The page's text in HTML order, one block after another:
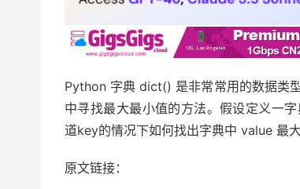
Python 字典 dict() 是非常常用的数据类
中寻找最大最小值的方法。假设定义一字
道key的情况下如何找出字典中 value 最
原文链接：